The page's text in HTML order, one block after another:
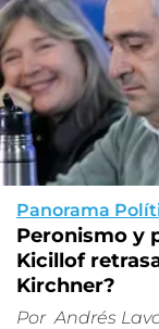
Panorama
Peronismo y
Kicillof
Kirchner?
Por Andrés